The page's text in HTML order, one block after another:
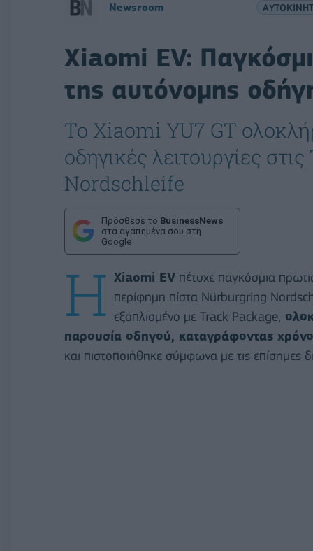
Newsroom
Xiaomi EV:
της αυτόνομης
Το Xiaomi YU7 GT
οδηγικές λειτουργίες
Nordschleife
Πρόσθεσε το BusinessNews
στα αγαπημένα σου στη
Google
Η Xiaomi EV πέτυχε παγκόσμια
περίφημη πίστα Nürburgring
εξοπλισμένο με Track Package,
παρουσία οδηγού, καταγράφοντας
και πιστοποιήθηκε σύμφωνα με τις επίσημες